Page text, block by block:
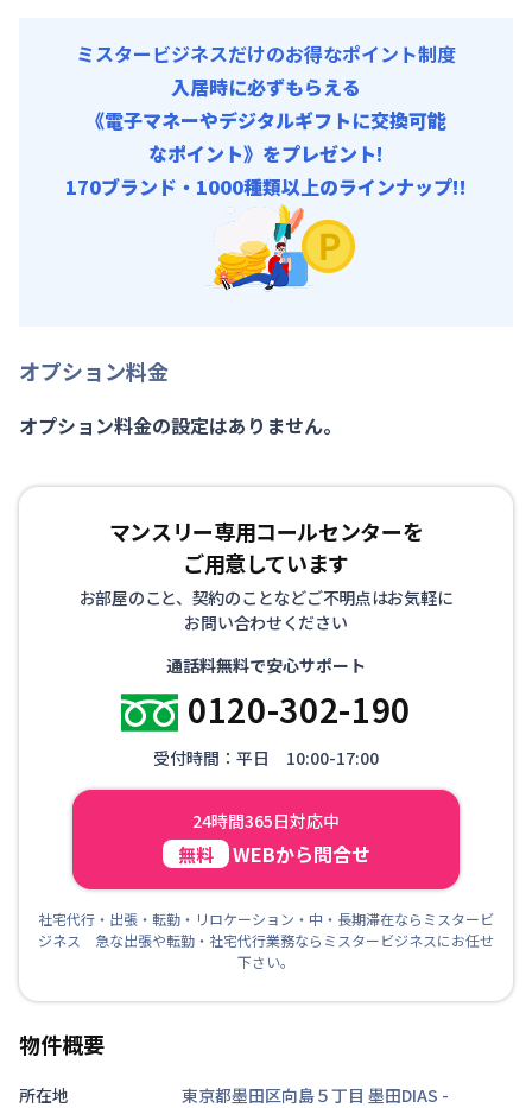
ミスタービジネスだけのお得なポイント制度
入居時に必ずもらえる
《電子マネーやデジタルギフトに交換可能
なポイント》をプレゼント!
170ブランド・1000種類以上のラインナップ!!
オプション料金
オプション料金の設定はありません。
マンスリー専用コールセンターを
ご用意しています
お部屋のこと、契約のことなどご不明点はお気軽に
お問い合わせください
通話料無料で安心サポート
0120-302-190
受付時間：平日 10:00-17:00
24時間365日対応中
無料 WEBから問合せ
社宅代行・出張・転勤・リロケーション・中・長期滞在ならミスタービ
ジネス 急な出張や転勤・社宅代行業務ならミスタービジネスにお任せ
下さい。
物件概要
所在地 東京都墨田区向島５丁目 墨田DIAS -